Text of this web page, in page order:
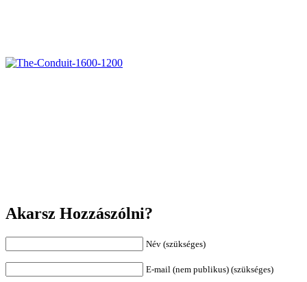
Akarsz Hozzászólni?
Név (szükséges)
E-mail (nem publikus) (szükséges)